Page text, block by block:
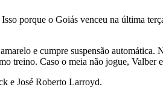
porque o Goiás venceu na última
e cumpre suspensão
treino. Caso o meia não jogue, Valber
e José Roberto Larroyd.